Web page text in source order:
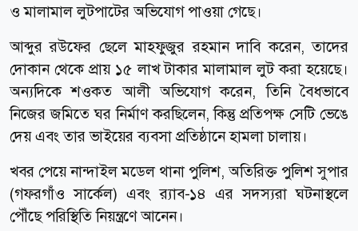
ও মালামাল লুটপাটের অভিযোগ পাওয়া গেছে।
আব্দুর রউফের ছেলে মাহফুজুর রহমান দাবি করেন, তাদের
দোকান থেকে প্রায় ১৫ লাখ টাকার মালামাল লুট করা হয়েছে।
অন্যদিকে শওকত আলী অভিযোগ করেন, তিনি বৈধভাবে
নিজের জমিতে ঘর নির্মাণ করছিলেন, কিন্তু প্রতিপক্ষ সেটি ভেঙে
দেয় এবং তার ভাইয়ের ব্যবসা প্রতিষ্ঠানে হামলা চালায়।
খবর পেয়ে নান্দাইল মডেল থানা পুলিশ, অতিরিক্ত পুলিশ সুপার
(গফরগাঁও সার্কেল) এবং র‍্যাব-১৪ এর সদস্যরা ঘটনাস্থলে
পৌঁছে পরিস্থিতি নিয়ন্ত্রণে আনেন।